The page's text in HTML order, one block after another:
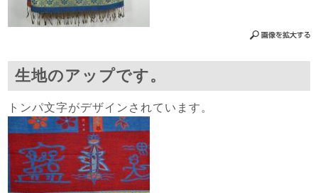
生地のアップです。
トンパ文字がデザインされています。